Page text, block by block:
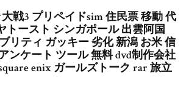
戦3 プリペイドsim 住民票 移動 代
トースト シンガポール 出雲阿国
リティ ガッキー 劣化 新潟 お米 信
ンケート ツール 無料 dvd制作会社
enix ガールズトーク rar 旅立